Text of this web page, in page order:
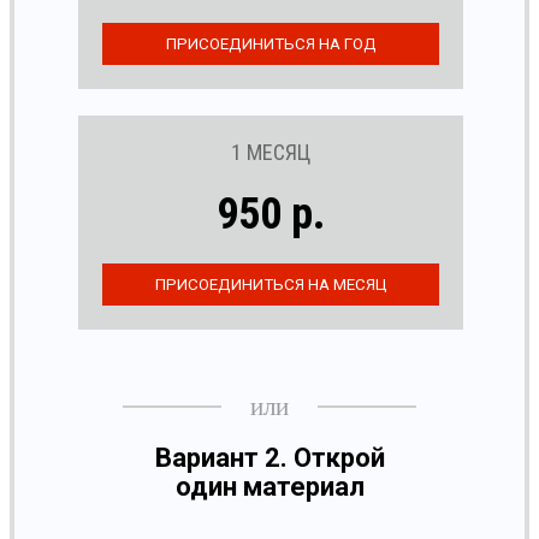
1 МЕСЯЦ
950 р.
Вариант 2. Открой
один материал